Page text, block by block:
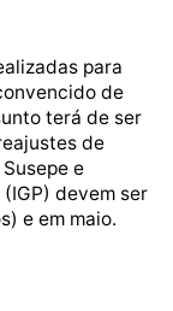
para
de
terá de ser
de
e
devem ser
e em maio.